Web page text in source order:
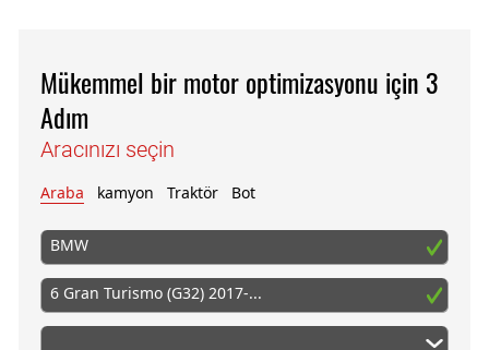
Mükemmel bir motor optimizasyonu için 3
Adım
Aracınızı seçin
Araba kamyon Traktör Bot
BMW
6 Gran Turismo (G32) 2017-...